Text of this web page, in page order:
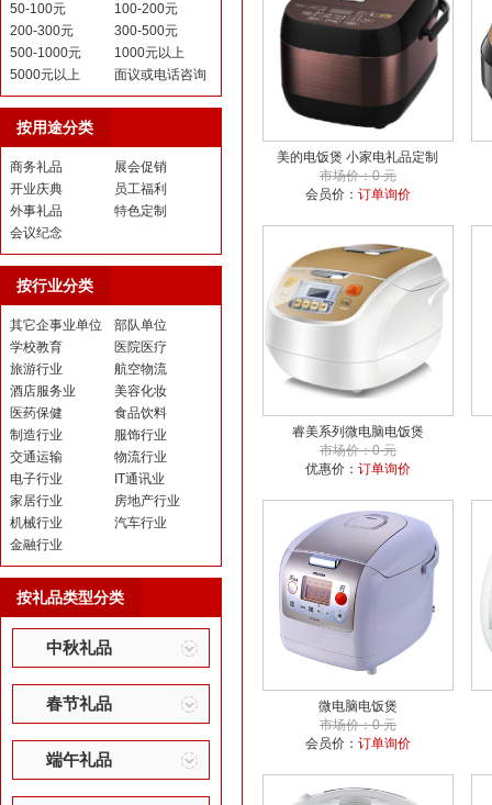
50-100元
100-200元
200-300元
300-500元
500-1000元
1000元以上
5000元以上
面议或电话咨询
按用途分类
商务礼品
展会促销
开业庆典
员工福利
外事礼品
特色定制
会议纪念
按行业分类
其它企事业单位
部队单位
学校教育
医院医疗
旅游行业
航空物流
酒店服务业
美容化妆
医药保健
食品饮料
制造行业
服饰行业
交通运输
物流行业
电子行业
IT通讯业
家居行业
房地产行业
机械行业
汽车行业
金融行业
按礼品类型分类
中秋礼品
春节礼品
端午礼品
美的电饭煲 小家电礼品定制
市场价：0 元
会员价： 订单询价
睿美系列微电脑电饭煲
市场价：0 元
优惠价： 订单询价
微电脑电饭煲
市场价：0 元
会员价： 订单询价